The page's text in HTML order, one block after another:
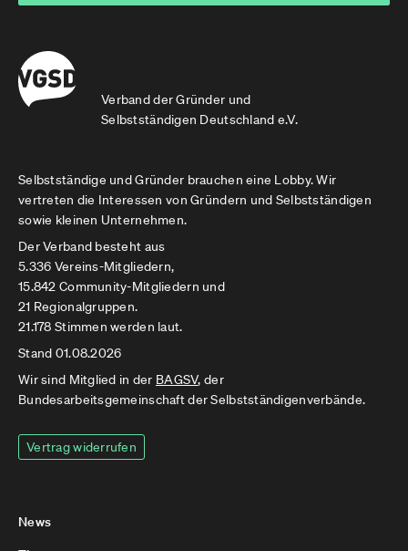
Verband der Gründer und
Selbstständigen Deutschland e.V.
Selbstständige und Gründer brauchen eine Lobby. Wir
vertreten die Interessen von Gründern und Selbstständigen
sowie kleinen Unternehmen.
Der Verband besteht aus
5.336 Vereins-Mitgliedern,
15.842 Community-Mitgliedern und
21 Regionalgruppen.
21.178 Stimmen werden laut.
Stand 01.08.2026
Wir sind Mitglied in der BAGSV, der
Bundesarbeitsgemeinschaft der Selbstständigenverbände.
Vertrag widerrufen
News